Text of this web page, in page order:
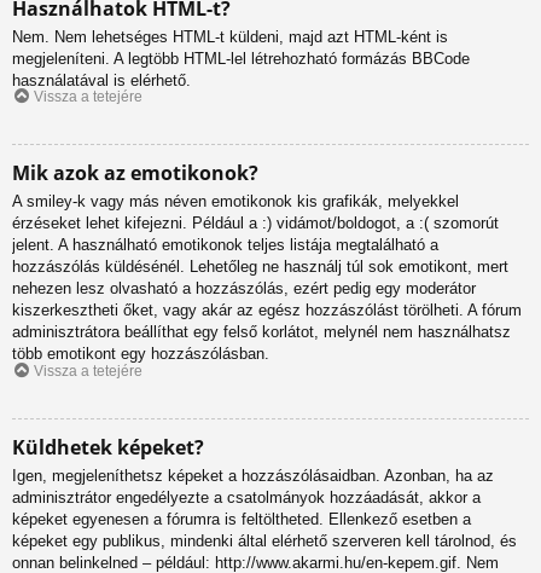
Használhatok HTML-t?
Nem. Nem lehetséges HTML-t küldeni, majd azt HTML-ként is
megjeleníteni. A legtöbb HTML-lel létrehozható formázás BBCode
használatával is elérhető.
Vissza a tetejére
Mik azok az emotikonok?
A smiley-k vagy más néven emotikonok kis grafikák, melyekkel
érzéseket lehet kifejezni. Például a :) vidámot/boldogot, a :( szomorút
jelent. A használható emotikonok teljes listája megtalálható a
hozzászólás küldésénél. Lehetőleg ne használj túl sok emotikont, mert
nehezen lesz olvasható a hozzászólás, ezért pedig egy moderátor
kiszerkesztheti őket, vagy akár az egész hozzászólást törölheti. A fórum
adminisztrátora beállíthat egy felső korlátot, melynél nem használhatsz
több emotikont egy hozzászólásban.
Vissza a tetejére
Küldhetek képeket?
Igen, megjeleníthetsz képeket a hozzászólásaidban. Azonban, ha az
adminisztrátor engedélyezte a csatolmányok hozzáadását, akkor a
képeket egyenesen a fórumra is feltöltheted. Ellenkező esetben a
képeket egy publikus, mindenki által elérhető szerveren kell tárolnod, és
onnan belinkelned – például: http://www.akarmi.hu/en-kepem.gif. Nem